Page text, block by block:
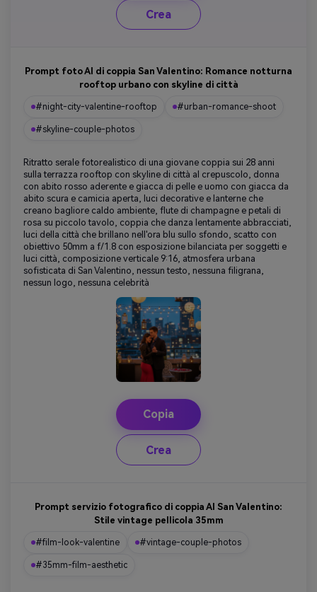
Crea
Prompt foto AI di coppia San Valentino: Romance notturna
rooftop urbano con skyline di città
#night-city-valentine-rooftop #urban-romance-shoot
#skyline-couple-photos
Ritratto serale fotorealistico di una giovane coppia sui 28 anni
sulla terrazza rooftop con skyline di città al crepuscolo, donna
con abito rosso aderente e giacca di pelle e uomo con giacca da
abito scura e camicia aperta, luci decorative e lanterne che
creano bagliore caldo ambiente, flute di champagne e petali di
rosa su piccolo tavolo, coppia che danza lentamente abbracciati,
luci della città che brillano nell'ora blu sullo sfondo, scatto con
obiettivo 50mm a f/1.8 con esposizione bilanciata per soggetti e
luci città, composizione verticale 9:16, atmosfera urbana
sofisticata di San Valentino, nessun testo, nessuna filigrana,
nessun logo, nessuna celebrità
Copia
Crea
Prompt servizio fotografico di coppia AI San Valentino:
Stile vintage pellicola 35mm
#film-look-valentine #vintage-couple-photos
#35mm-film-aesthetic